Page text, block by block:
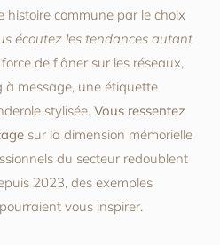
histoire commune par le choix
écoutez les tendances autant
de flâner sur les réseaux,
message, une étiquette
stylisée. Vous ressentez
sur la dimension mémorielle
du secteur redoublent
2023, des exemples
vous inspirer.